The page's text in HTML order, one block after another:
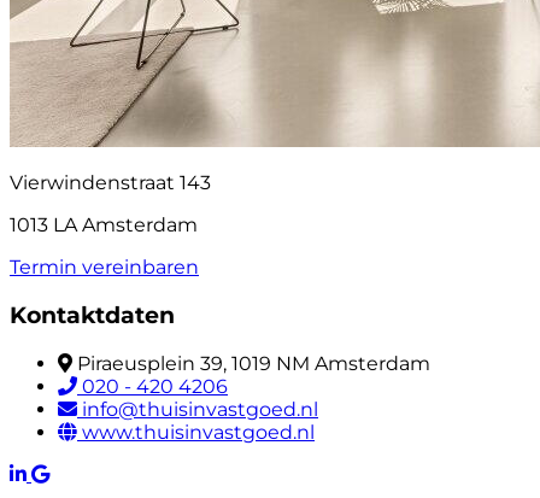
Vierwindenstraat 143
1013 LA Amsterdam
Termin vereinbaren
Kontaktdaten
Piraeusplein 39, 1019 NM Amsterdam
020 - 420 4206
info@thuisinvastgoed.nl
www.thuisinvastgoed.nl